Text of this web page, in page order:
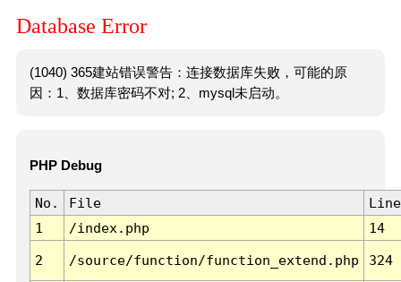
Database Error
(1040) 365建站错误警告：连接数据库失败，可能的原
因：1、数据库密码不对; 2、mysql未启动。
PHP Debug
No. File
Line
1
/index.php 14
2 /source/function/function_extend.php 324